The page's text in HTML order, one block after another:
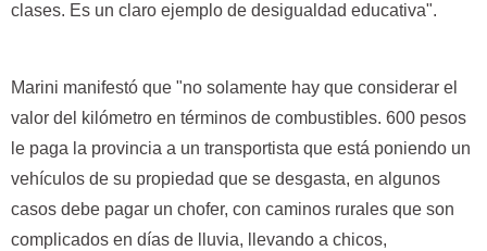
clases. Es un claro ejemplo de desigualdad educativa".
Marini manifestó que "no solamente hay que considerar el
valor del kilómetro en términos de combustibles. 600 pesos
le paga la provincia a un transportista que está poniendo un
vehículos de su propiedad que se desgasta, en algunos
casos debe pagar un chofer, con caminos rurales que son
complicados en días de lluvia, llevando a chicos,